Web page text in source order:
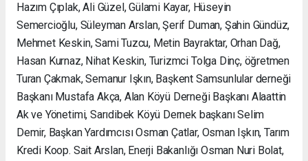
Hazım Çıplak, Ali Güzel, Gülami Kayar, Hüseyin
Semercioğlu, Süleyman Arslan, Şerif Duman, Şahin Gündüz,
Mehmet Keskin, Sami Tuzcu, Metin Bayraktar, Orhan Dağ,
Hasan Kurnaz, Nihat Keskin, Turizmci Tolga Dinç, öğretmen
Turan Çakmak, Semanur Işkın, Başkent Samsunlular derneği
Başkanı Mustafa Akça, Alan Köyü Derneği Başkanı Alaattin
Ak ve Yönetimi, Sarıdibek Köyü Dernek başkanı Selim
Demir, Başkan Yardımcısı Osman Çatlar, Osman Işkın, Tarım
Kredi Koop. Sait Arslan, Enerji Bakanlığı Osman Nuri Bolat,